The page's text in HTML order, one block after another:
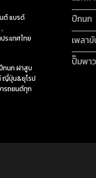
ต์ แบรด์
,
ระเทศไทย
กนก ฝาสูบ
ญี่ปุ่น&ยุโรป
รถยนต์ทุก
ปีกนก
เพลา
ปั๊มพา